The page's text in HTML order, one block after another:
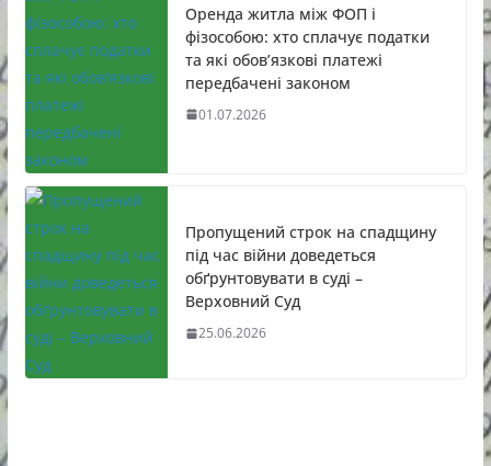
Оренда житла між ФОП і
фізособою: хто сплачує податки
та які обов’язкові платежі
передбачені законом
01.07.2026
Пропущений строк на спадщину
під час війни доведеться
обґрунтовувати в суді –
Верховний Суд
25.06.2026